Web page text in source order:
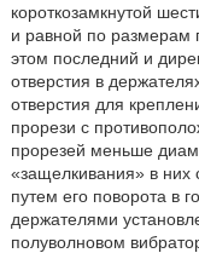
короткозамкнутой
и равной по размерам
этом последний и
отверстия в
отверстия для
прорези с
прорезей меньше
«защелкивания» в них
путем его поворота в
держателями
полуволновом